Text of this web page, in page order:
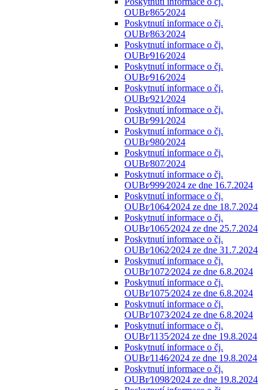
OUBr⁄865⁄2024
Poskytnutí informace o čj.
OUBr⁄863⁄2024
Poskytnutí informace o čj.
OUBr⁄916⁄2024
Poskytnutí informace o čj.
OUBr⁄916⁄2024
Poskytnutí informace o čj.
OUBr⁄921⁄2024
Poskytnutí informace o čj.
OUBr⁄991⁄2024
Poskytnutí informace o čj.
OUBr⁄980⁄2024
Poskytnutí informace o čj.
OUBr⁄807⁄2024
Poskytnutí informace o čj.
OUBr⁄999⁄2024 ze dne 16.7.2024
Poskytnutí informace o čj.
OUBr⁄1064⁄2024 ze dne 18.7.2024
Poskytnutí informace o čj.
OUBr⁄1065⁄2024 ze dne 25.7.2024
Poskytnutí informace o čj.
OUBr⁄1062⁄2024 ze dne 31.7.2024
Poskytnutí informace o čj.
OUBr⁄1072⁄2024 ze dne 6.8.2024
Poskytnutí informace o čj.
OUBr⁄1075⁄2024 ze dne 6.8.2024
Poskytnutí informace o čj.
OUBr⁄1073⁄2024 ze dne 6.8.2024
Poskytnutí informace o čj.
OUBr⁄1135⁄2024 ze dne 19.8.2024
Poskytnutí informace o čj.
OUBr⁄1146⁄2024 ze dne 19.8.2024
Poskytnutí informace o čj.
OUBr⁄1098⁄2024 ze dne 19.8.2024